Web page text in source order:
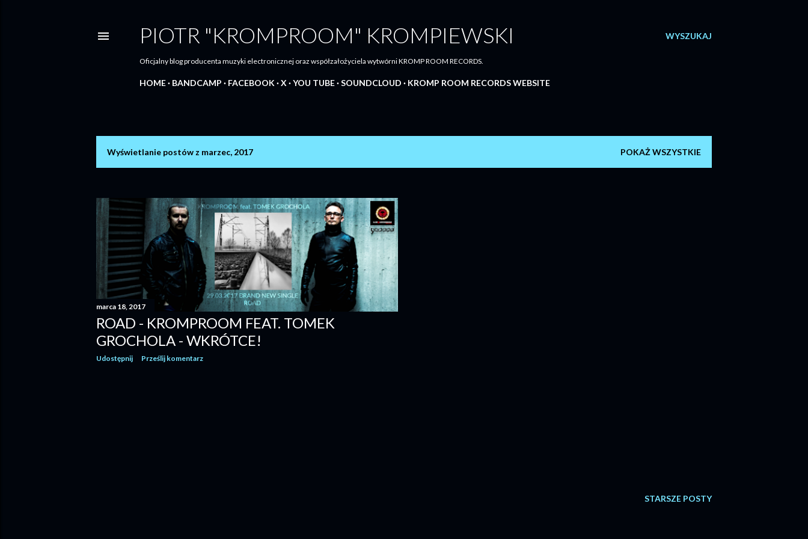
WYSZUKAJ
PIOTR "KROMPROOM" KROMPIEWSKI
Oficjalny blog producenta muzyki electronicznej oraz współzałożyciela wytwórni KROMP ROOM RECORDS.
HOME BANDCAMP FACEBOOK X YOU TUBE SOUNDCLOUD KROMP ROOM RECORDS WEBSITE
s
t
Wyświetlanie postów z marzec, 2017 POKAŻ WSZYSTKIE
marca 18, 2017
ROAD - KROMPROOM FEAT. TOMEK
GROCHOLA - WKRÓTCE!
Udostępnij Prześlij komentarz
STARSZE POSTY